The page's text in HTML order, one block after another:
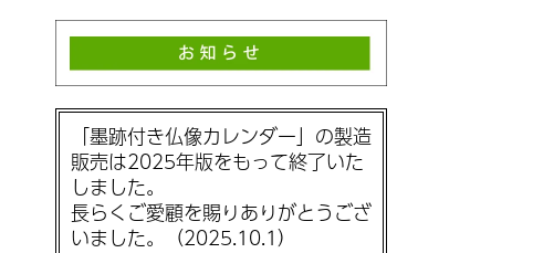
「墨跡付き仏像カレンダー」の製造
販売は2025年版をもって終了いた
しました。
長らくご愛顧を賜りありがとうござ
いました。（2025.10.1）